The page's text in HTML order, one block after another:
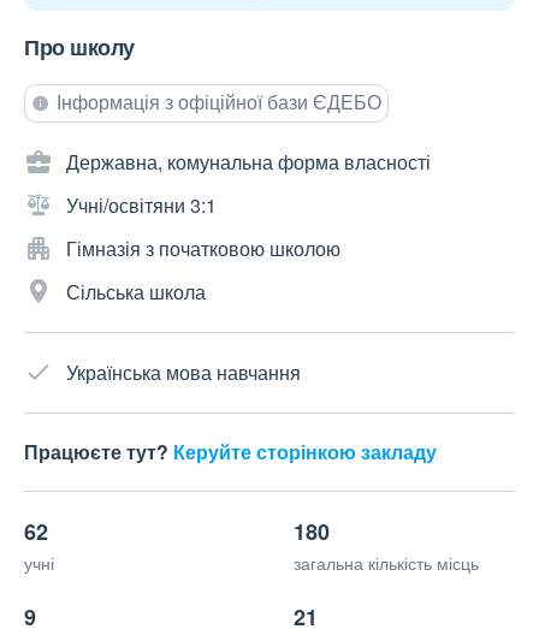
Про школу
Інформація з офіційної бази ЄДЕБО
Державна, комунальна форма власності
Учні/освітяни 3:1
Гімназія з початковою школою
Сільська школа
Українська мова навчання
Працюєте тут? Керуйте сторінкою закладу
62
учні
180
загальна кількість місць
9 21